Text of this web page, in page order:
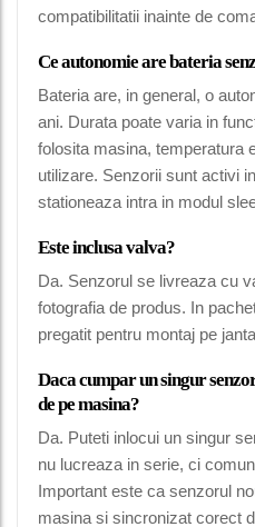
compatibilitatii inainte de
Ce autonomie are bateria
Bateria are, in general, o
ani. Durata poate varia in
folosita masina, temperatura
utilizare. Senzorii sunt activi
stationeaza intra in modul
Este inclusa valva?
Da. Senzorul se livreaza cu
fotografia de produs. In
pregatit pentru montaj pe
Daca cumpar un singur
de pe masina?
Da. Puteti inlocui un singur
nu lucreaza in serie, ci
Important este ca senzorul
masina si sincronizat corect